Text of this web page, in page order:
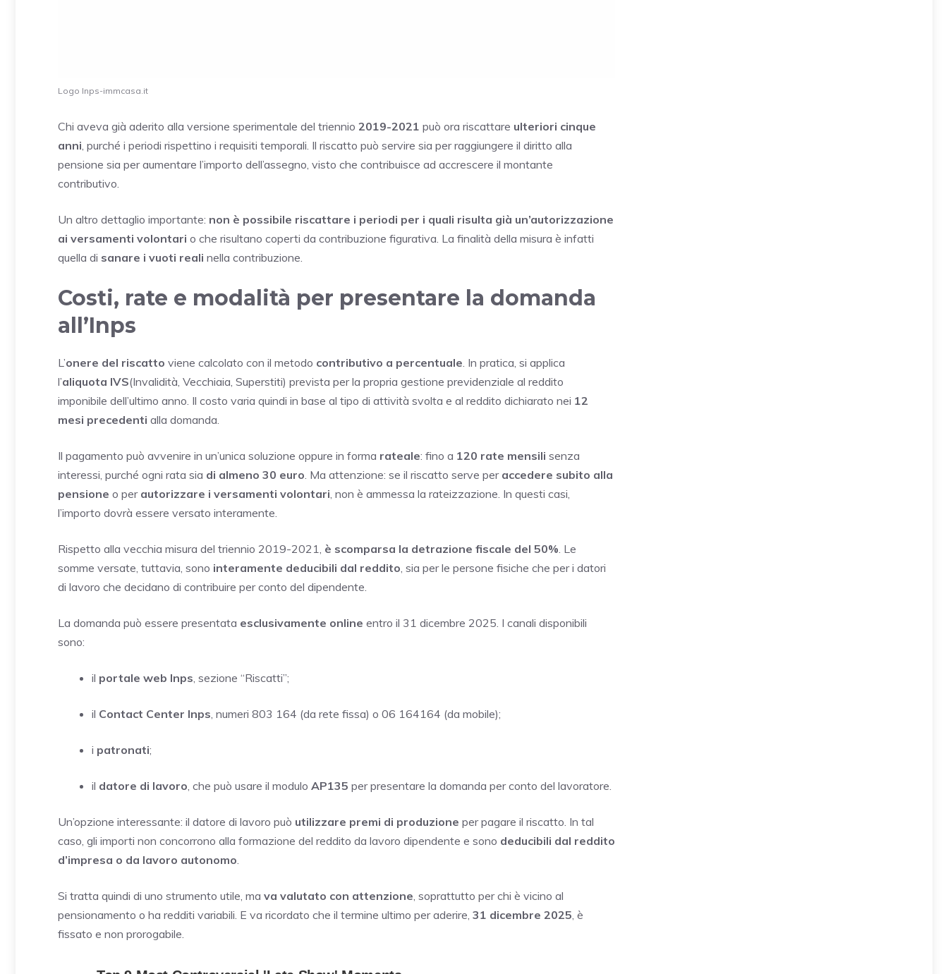
Logo Inps-immcasa.it
Chi aveva già aderito alla versione sperimentale del triennio 2019-2021 può ora riscattare ulteriori cinque
anni, purché i periodi rispettino i requisiti temporali. Il riscatto può servire sia per raggiungere il diritto alla
pensione sia per aumentare l’importo dell’assegno, visto che contribuisce ad accrescere il montante
contributivo.
Un altro dettaglio importante: non è possibile riscattare i periodi per i quali risulta già un’autorizzazione
ai versamenti volontari o che risultano coperti da contribuzione figurativa. La finalità della misura è infatti
quella di sanare i vuoti reali nella contribuzione.
Costi, rate e modalità per presentare la domanda
all’Inps
L’onere del riscatto viene calcolato con il metodo contributivo a percentuale. In pratica, si applica
l’aliquota IVS(Invalidità, Vecchiaia, Superstiti) prevista per la propria gestione previdenziale al reddito
imponibile dell’ultimo anno. Il costo varia quindi in base al tipo di attività svolta e al reddito dichiarato nei 12
mesi precedenti alla domanda.
Il pagamento può avvenire in un’unica soluzione oppure in forma rateale: fino a 120 rate mensili senza
interessi, purché ogni rata sia di almeno 30 euro. Ma attenzione: se il riscatto serve per accedere subito alla
pensione o per autorizzare i versamenti volontari, non è ammessa la rateizzazione. In questi casi,
l’importo dovrà essere versato interamente.
Rispetto alla vecchia misura del triennio 2019-2021, è scomparsa la detrazione fiscale del 50%. Le
somme versate, tuttavia, sono interamente deducibili dal reddito, sia per le persone fisiche che per i datori
di lavoro che decidano di contribuire per conto del dipendente.
La domanda può essere presentata esclusivamente online entro il 31 dicembre 2025. I canali disponibili
sono:
il portale web Inps, sezione “Riscatti”;
il Contact Center Inps, numeri 803 164 (da rete fissa) o 06 164164 (da mobile);
i patronati;
il datore di lavoro, che può usare il modulo AP135 per presentare la domanda per conto del lavoratore.
Un’opzione interessante: il datore di lavoro può utilizzare premi di produzione per pagare il riscatto. In tal
caso, gli importi non concorrono alla formazione del reddito da lavoro dipendente e sono deducibili dal reddito
d’impresa o da lavoro autonomo.
Si tratta quindi di uno strumento utile, ma va valutato con attenzione, soprattutto per chi è vicino al
pensionamento o ha redditi variabili. E va ricordato che il termine ultimo per aderire, 31 dicembre 2025, è
fissato e non prorogabile.